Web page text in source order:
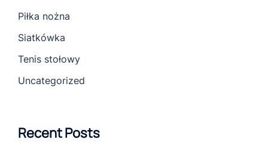
Piłka nożna
Siatkówka
Tenis stołowy
Uncategorized
Recent Posts